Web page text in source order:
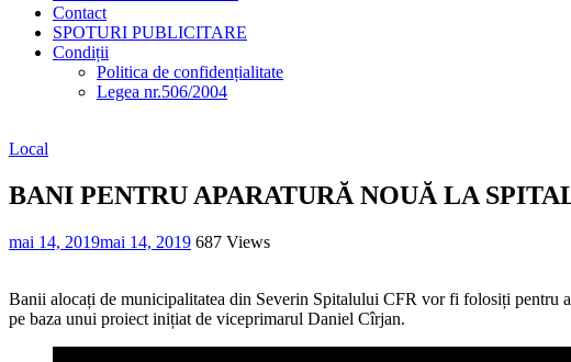
Contact
SPOTURI PUBLICITARE
Condiții
Politica de confidențialitate
Legea nr.506/2004
Local
BANI PENTRU APARATURĂ NOUĂ LA
mai 14, 2019mai 14, 2019 687 Views
Banii alocați de municipalitatea din Severin Spitalului CFR vor fi folosiți pentru
pe baza unui proiect inițiat de viceprimarul Daniel Cîrjan.